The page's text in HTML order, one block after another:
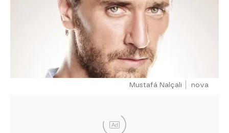
Mustafá Nalçali nova
Ad